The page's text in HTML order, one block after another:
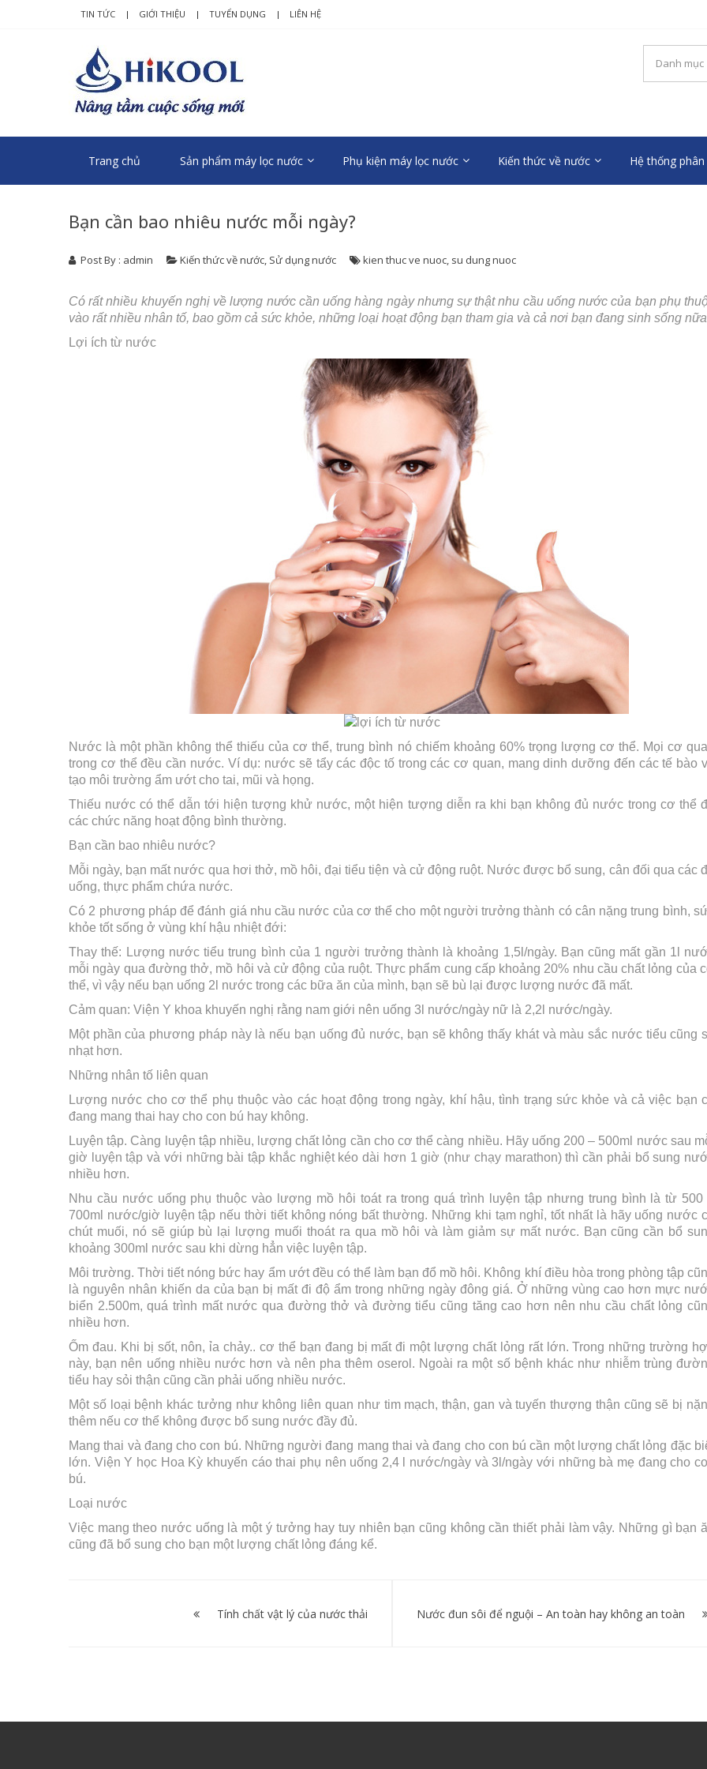
TIN TỨC GIỚI THIỆU TUYỂN DỤNG LIÊN HỆ
HIKOOL – MÁY LỌC NƯỚC RO
Trang chủ Sản phẩm máy lọc nước Phụ kiện máy lọc nước Kiến thức về nước Hệ thống phân
Bạn cần bao nhiêu nước mỗi ngày?
Post By : admin Kiến thức về nước, Sử dụng nước kien thuc ve nuoc, su dung nuoc
Có rất nhiều khuyến nghị về lượng nước cần uống hàng ngày nhưng sự thật nhu cầu uống nước của bạn phụ
vào rất nhiều nhân tố, bao gồm cả sức khỏe, những loại hoạt động bạn tham gia và cả nơi bạn đang sinh sống
Lợi ích từ nước
Nước là một phần không thể thiếu của cơ thể, trung bình nó chiếm khoảng 60% trọng lượng cơ thể. Mọi cơ
trong cơ thể đều cần nước. Ví dụ: nước sẽ tẩy các độc tố trong các cơ quan, mang dinh dưỡng đến các tế bào
tạo môi trường ẩm ướt cho tai, mũi và họng.
Thiếu nước có thể dẫn tới hiện tượng khử nước, một hiện tượng diễn ra khi bạn không đủ nước trong cơ thể
các chức năng hoạt động bình thường.
Bạn cần bao nhiêu nước?
Mỗi ngày, bạn mất nước qua hơi thở, mồ hôi, đại tiểu tiện và cử động ruột. Nước được bổ sung, cân đối qua các
uống, thực phẩm chứa nước.
Có 2 phương pháp để đánh giá nhu cầu nước của cơ thể cho một người trưởng thành có cân nặng trung bình,
khỏe tốt sống ở vùng khí hậu nhiệt đới:
Thay thế: Lượng nước tiểu trung bình của 1 người trưởng thành là khoảng 1,5l/ngày. Bạn cũng mất gần 1l
mỗi ngày qua đường thở, mồ hôi và cử động của ruột. Thực phẩm cung cấp khoảng 20% nhu cầu chất lỏng của
thể, vì vậy nếu bạn uống 2l nước trong các bữa ăn của mình, bạn sẽ bù lại được lượng nước đã mất.
Cảm quan: Viện Y khoa khuyến nghị rằng nam giới nên uống 3l nước/ngày nữ là 2,2l nước/ngày.
Một phần của phương pháp này là nếu bạn uống đủ nước, bạn sẽ không thấy khát và màu sắc nước tiểu cũng
nhạt hơn.
Những nhân tố liên quan
Lượng nước cho cơ thể phụ thuộc vào các hoạt động trong ngày, khí hậu, tình trạng sức khỏe và cả việc bạn
đang mang thai hay cho con bú hay không.
Luyện tập. Càng luyện tập nhiều, lượng chất lỏng cần cho cơ thể càng nhiều. Hãy uống 200 – 500ml nước sau
giờ luyện tập và với những bài tập khắc nghiệt kéo dài hơn 1 giờ (như chạy marathon) thì cần phải bổ sung
nhiều hơn.
Nhu cầu nước uống phụ thuộc vào lượng mồ hôi toát ra trong quá trình luyện tập nhưng trung bình là từ 500
700ml nước/giờ luyện tập nếu thời tiết không nóng bất thường. Những khi tạm nghỉ, tốt nhất là hãy uống nước
chút muối, nó sẽ giúp bù lại lượng muối thoát ra qua mồ hôi và làm giảm sự mất nước. Bạn cũng cần bổ
khoảng 300ml nước sau khi dừng hẳn việc luyện tập.
Môi trường. Thời tiết nóng bức hay ẩm ướt đều có thể làm bạn đổ mồ hôi. Không khí điều hòa trong phòng tập
là nguyên nhân khiến da của bạn bị mất đi độ ẩm trong những ngày đông giá. Ở những vùng cao hơn mực
biển 2.500m, quá trình mất nước qua đường thở và đường tiểu cũng tăng cao hơn nên nhu cầu chất lỏng
nhiều hơn.
Ốm đau. Khi bị sốt, nôn, ỉa chảy.. cơ thể bạn đang bị mất đi một lượng chất lỏng rất lớn. Trong những trường
này, bạn nên uống nhiều nước hơn và nên pha thêm oserol. Ngoài ra một số bệnh khác như nhiễm trùng
tiểu hay sỏi thận cũng cần phải uống nhiều nước.
Một số loại bệnh khác tưởng như không liên quan như tim mạch, thận, gan và tuyến thượng thận cũng sẽ bị
thêm nếu cơ thể không được bổ sung nước đầy đủ.
Mang thai và đang cho con bú. Những người đang mang thai và đang cho con bú cần một lượng chất lỏng đặc
lớn. Viện Y học Hoa Kỳ khuyến cáo thai phụ nên uống 2,4 l nước/ngày và 3l/ngày với những bà mẹ đang cho
bú.
Loại nước
Việc mang theo nước uống là một ý tưởng hay tuy nhiên bạn cũng không cần thiết phải làm vậy. Những gì bạn
cũng đã bổ sung cho bạn một lượng chất lỏng đáng kể.
Tính chất vật lý của nước thải Nước đun sôi để nguội – An toàn hay không an toàn